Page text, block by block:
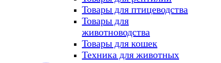
Товары для птицеводства
Товары для
животноводства
Товары для кошек
Техника для животных